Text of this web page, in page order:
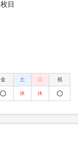
金 土 日 祝
休 休